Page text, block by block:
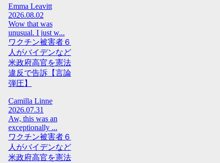
Emma Leavitt
2026.08.02
Wow that was
unusual. I just w...
ワクチン被害者６
人がバイデンなど
米政府高官を憲法
違反で告訴【言論
弾圧】
Camilla Linne
2026.07.31
Aw, this was an
exceptionally ...
ワクチン被害者６
人がバイデンなど
米政府高官を憲法